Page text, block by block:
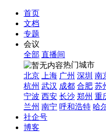
首页
文档
专题
会议
全部 直播间
热门城市
北京
上海 广州 深圳 南
杭州 武汉 成都 合肥 苏
宁波 西安 长沙 郑州 重
兰州 南宁 呼和浩特 哈
社企号
博客